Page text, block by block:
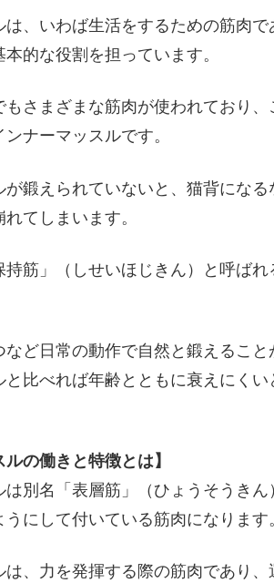
、いわば生活をするための筋肉で
的な役割を担っています。
もさまざまな筋肉が使われており、
ナーマッスルです。
鍛えられていないと、猫背になる
てしまいます。
持筋」（しせいほじきん）と呼ばれ
ど日常の動作で自然と鍛えること
と比べれば年齢とともに衰えにくい
ルの働きと特徴とは】
別名「表層筋」（ひょうそうきん
にして付いている筋肉になります
は、力を発揮する際の筋肉であり、